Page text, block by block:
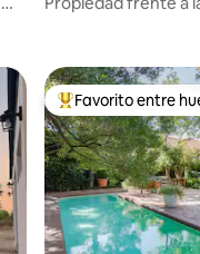
Favorito entre
Favorito entre